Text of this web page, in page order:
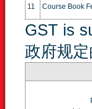
11 Course Book
GST is
政府规